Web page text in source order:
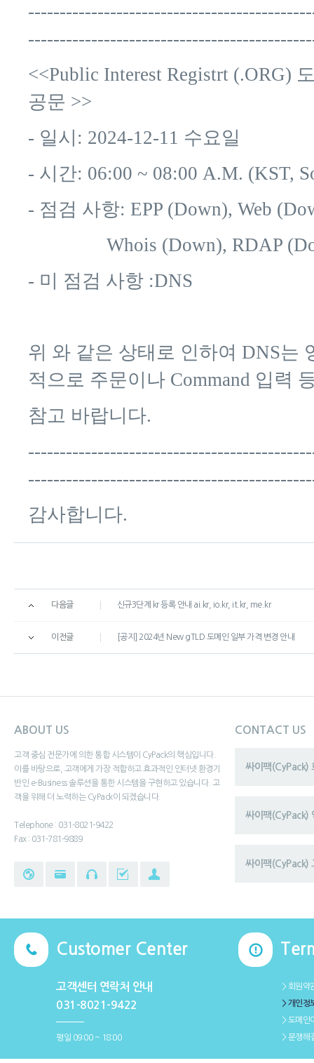
<<Public Interest Registrt (.ORG)
공문 >>
- 일시: 2024-12-11 수요일
- 시간: 06:00 ~ 08:00 A.M. (KST,
- 점검 사항: EPP (Down), Web
Whois (Down), RDAP
- 미 점검 사항 :DNS
위 와 같은 상태로 인하여 DNS는
적으로 주문이나 Command 입력
참고 바랍니다.
감사합니다. ​
다음글 신규3단계 kr 등록 안내 ai.kr, io.kr, it.kr, me.kr
이전글 [공지] 2024년 New gTLD 도메인 일부 가격 변경 안내
ABOUT US
고객 중심 전문가에 의한 통합 시스템이 CyPack의 핵심입니다.
이를 바탕으로, 고객에게 가장 적합하고 효과적인 인터넷 환경기
반인 e-Business 솔루션을 통한 시스템을 구현하고 있습니다. 고
객을 위해 더 노력하는 CyPack이 되겠습니다.
Telephone : 031-8021-9422
Fax : 031-781-9889
CONTACT US
싸이팩(CyPack)
싸이팩(CyPack)
싸이팩(CyPack)
Customer Center
고객센터 연락처 안내
031-8021-9422
평일 09:00 ~ 18:00
＞회원약
＞개인정
＞도메인
＞분쟁해